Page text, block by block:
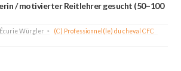
/ motivierter Reitlehrer gesucht (50–100
Écurie Würgler (C) Professionnel(le) du cheval CFC